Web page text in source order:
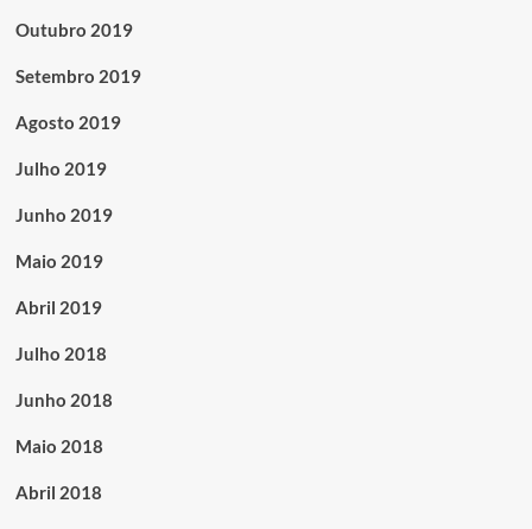
Outubro 2019
Setembro 2019
Agosto 2019
Julho 2019
Junho 2019
Maio 2019
Abril 2019
Julho 2018
Junho 2018
Maio 2018
Abril 2018